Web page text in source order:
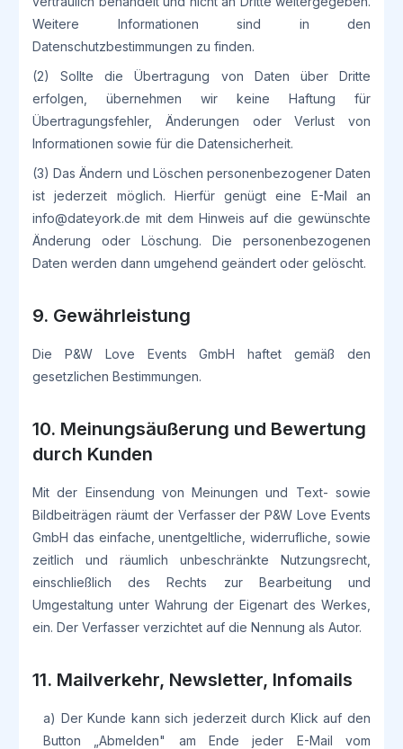
Weitere Informationen sind in den
Datenschutzbestimmungen zu finden.
(2) Sollte die Übertragung von Daten über Dritte
erfolgen, übernehmen wir keine Haftung für
Übertragungsfehler, Änderungen oder Verlust von
Informationen sowie für die Datensicherheit.
(3) Das Ändern und Löschen personenbezogener Daten
ist jederzeit möglich. Hierfür genügt eine E-Mail an
info@dateyork.de mit dem Hinweis auf die gewünschte
Änderung oder Löschung. Die personenbezogenen
Daten werden dann umgehend geändert oder gelöscht.
9. Gewährleistung
Die P&W Love Events GmbH haftet gemäß den
gesetzlichen Bestimmungen.
10. Meinungsäußerung und Bewertung
durch Kunden
Mit der Einsendung von Meinungen und Text- sowie
Bildbeiträgen räumt der Verfasser der P&W Love Events
GmbH das einfache, unentgeltliche, widerrufliche, sowie
zeitlich und räumlich unbeschränkte Nutzungsrecht,
einschließlich des Rechts zur Bearbeitung und
Umgestaltung unter Wahrung der Eigenart des Werkes,
ein. Der Verfasser verzichtet auf die Nennung als Autor.
11. Mailverkehr, Newsletter, Infomails
a) Der Kunde kann sich jederzeit durch Klick auf den
Button „Abmelden" am Ende jeder E-Mail vom